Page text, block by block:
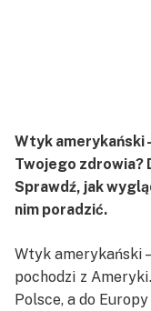
Wtyk amerykański
Twojego zdrowia?
Sprawdź, jak
nim poradzić.
Wtyk amerykański
pochodzi z
Polsce, a do